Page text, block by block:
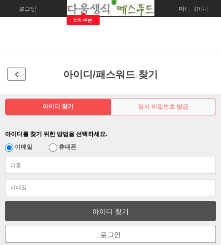
로그인 회원가입
5% 쿠폰
주문조회 마이페이지
아이디/패스워드 찾기
아이디 찾기 임시 비밀번호 발급
아이디를 찾기 위한 방법을 선택하세요.
이메일
휴대폰
아이디 찾기
로그인